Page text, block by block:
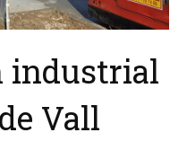
industrial
Vall